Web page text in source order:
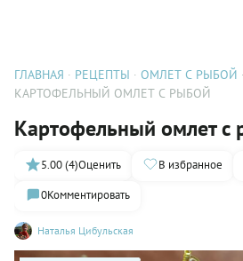
ГЛАВНАЯ РЕЦЕПТЫ
ОМЛЕТ С РЫБОЙ
КАРТОФЕЛЬНЫЙ ОМЛЕТ С РЫБОЙ
Картофельный омлет с
Наталья Цибульская
5.00 (4)Оценить В избранное
0Комментировать